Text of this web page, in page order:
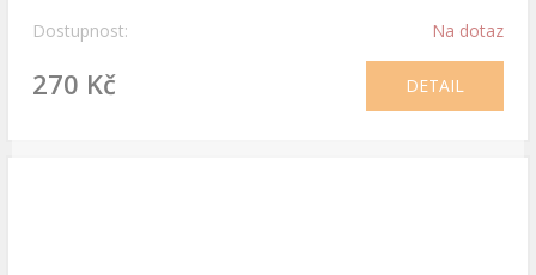
Dostupnost: Na dotaz
270 Kč DETAIL